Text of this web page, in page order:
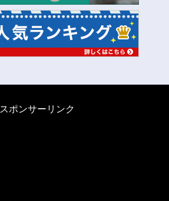
スポンサーリンク